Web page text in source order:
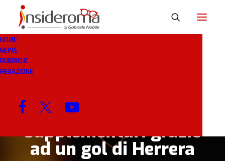
HOME
NEWS
RUBRICHE
REDAZIONE
15 GEN 2019
Coppa di Portogallo.
Porto in semifinale nei
supplementari grazie
ad un gol di Herrera